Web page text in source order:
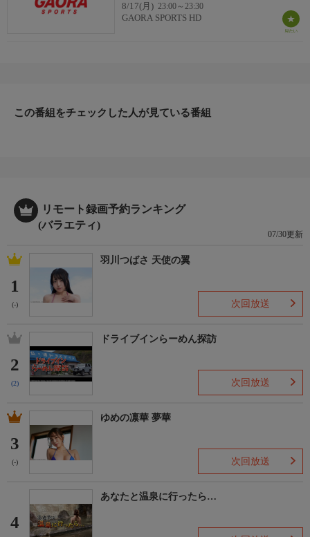
8/17(月) 23:00～23:30
GAORA SPORTS HD
この番組をチェックした人が見ている番組
リモート録画予約ランキング
(バラエティ)
07/30更新
1
(-)
羽川つばさ 天使の翼
次回放送
2
(2)
ドライブインらーめん探訪
次回放送
3
(-)
ゆめの凛華 夢華
次回放送
4
あなたと温泉に行ったら…